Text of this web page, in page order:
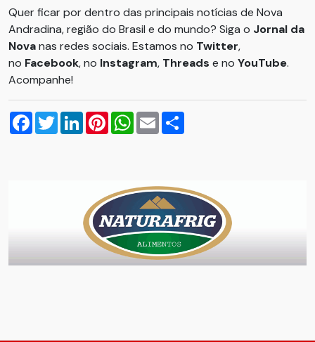
Quer ficar por dentro das principais notícias de Nova
Andradina, região do Brasil e do mundo? Siga o Jornal da
Novanas redes sociais. Estamos no Twitter,
no Facebook, no Instagram, Threads e no YouTube.
Acompanhe!
Facebook
TwitterLinkedInPinterestWhatsApp
Email